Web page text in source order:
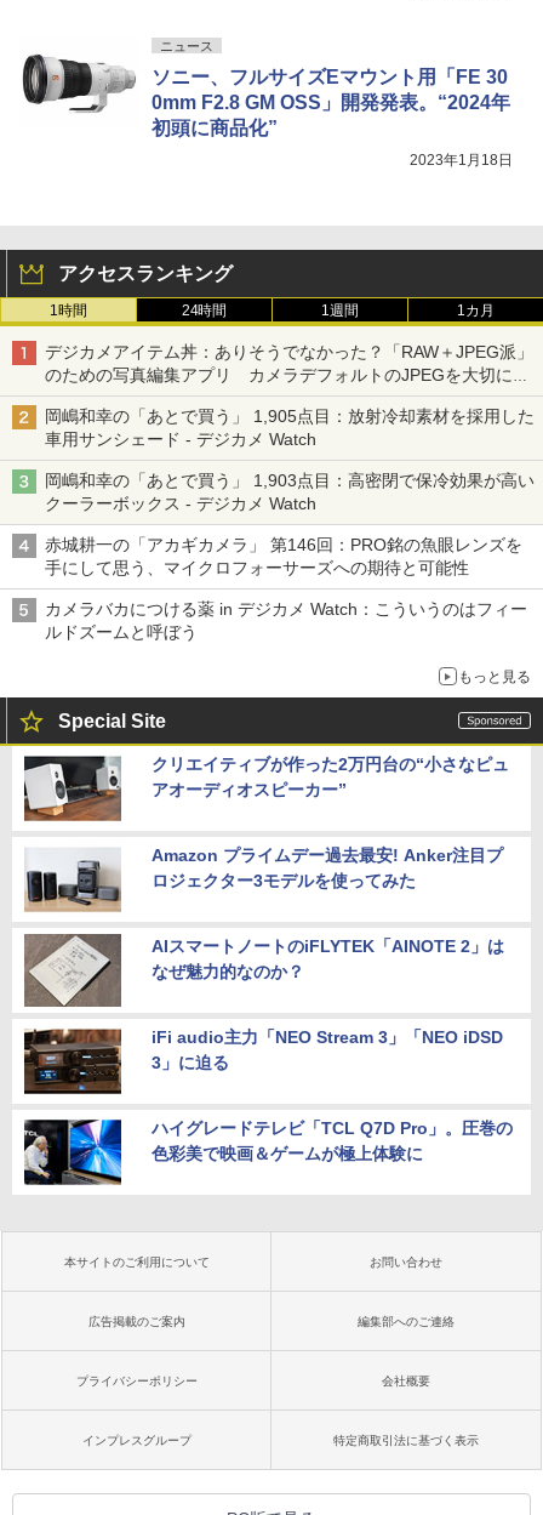
ニュース
ソニー、フルサイズEマウント用「FE 30
0mm F2.8 GM OSS」開発発表。“2024年
初頭に商品化”
2023年1月18日
アクセスランキング
1時間 24時間 1週間 1カ月
デジカメアイテム丼：ありそうでなかった？「RAW＋JPEG派」
のための写真編集アプリ カメラデフォルトのJPEGを大切にす
る「Filmator」
岡嶋和幸の「あとで買う」 1,905点目：放射冷却素材を採用した
車用サンシェード - デジカメ Watch
岡嶋和幸の「あとで買う」 1,903点目：高密閉で保冷効果が高い
クーラーボックス - デジカメ Watch
赤城耕一の「アカギカメラ」 第146回：PRO銘の魚眼レンズを
手にして思う、マイクロフォーサーズへの期待と可能性
カメラバカにつける薬 in デジカメ Watch：こういうのはフィー
ルドズームと呼ぼう
もっと見る
Special Site
クリエイティブが作った2万円台の“小さなピュ
アオーディオスピーカー”
Amazon プライムデー過去最安! Anker注目プ
ロジェクター3モデルを使ってみた
AIスマートノートのiFLYTEK「AINOTE 2」は
なぜ魅力的なのか？
iFi audio主力「NEO Stream 3」「NEO iDSD
3」に迫る
ハイグレードテレビ「TCL Q7D Pro」。圧巻の
色彩美で映画＆ゲームが極上体験に
本サイトのご利用について お問い合わせ
広告掲載のご案内 編集部へのご連絡
プライバシーポリシー 会社概要
インプレスグループ 特定商取引法に基づく表示